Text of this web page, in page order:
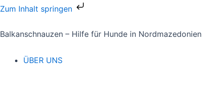
Zum Inhalt springen
Zum
springen
Balkanschnauzen – Hilfe für Hunde in Nordmazedonien
ÜBER UNS